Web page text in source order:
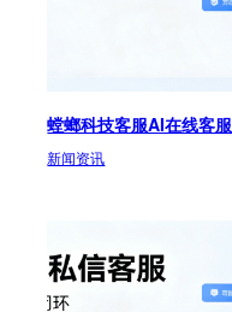
螳螂科技客服AI在线客服
新闻资讯